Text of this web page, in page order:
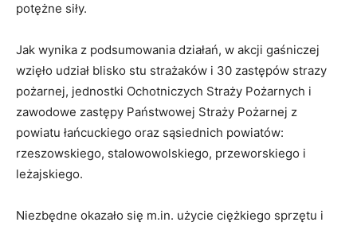
potężne siły.
Jak wynika z podsumowania działań, w akcji gaśniczej
wzięło udział blisko stu strażaków i 30 zastępów strazy
pożarnej, jednostki Ochotniczych Straży Pożarnych i
zawodowe zastępy Państwowej Straży Pożarnej z
powiatu łańcuckiego oraz sąsiednich powiatów:
rzeszowskiego, stalowowolskiego, przeworskiego i
leżajskiego.
Niezbędne okazało się m.in. użycie ciężkiego sprzętu i